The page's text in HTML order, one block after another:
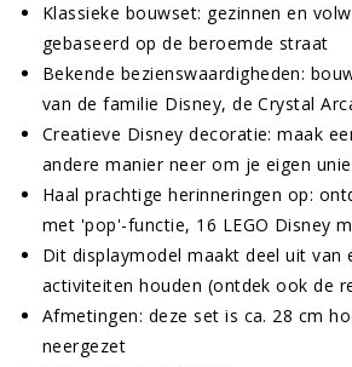
Klassieke bouwset: gezinnen en
gebaseerd op de beroemde straat
Bekende bezienswaardigheden:
van de familie Disney, de Crystal
Creatieve Disney decoratie: maak
andere manier neer om je eigen
Haal prachtige herinneringen op:
met 'pop'-functie, 16 LEGO Disney
Dit displaymodel maakt deel uit van
activiteiten houden (ontdek ook de
Afmetingen: deze set is ca. 28 cm
neergezet